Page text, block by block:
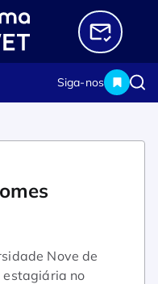
Siga-nos
Nove de
estagiária no